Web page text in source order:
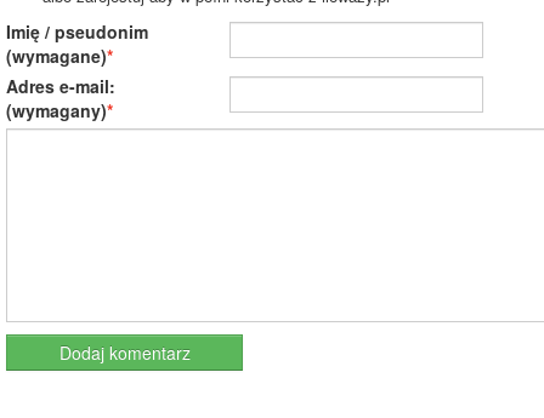
Imię / pseudonim
(wymagane)
Adres e-mail:
(wymagany)